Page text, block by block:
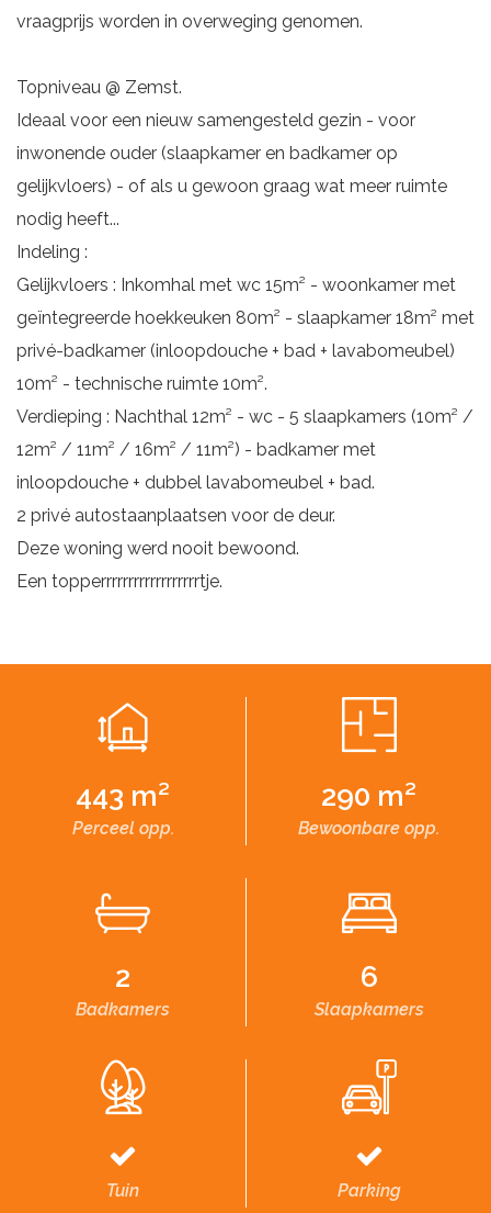
vraagprijs worden in overweging genomen.
Topniveau @ Zemst.
Ideaal voor een nieuw samengesteld gezin - voor
inwonende ouder (slaapkamer en badkamer op
gelijkvloers) - of als u gewoon graag wat meer ruimte
nodig heeft...
Indeling :
Gelijkvloers : Inkomhal met wc 15m² - woonkamer met
geïntegreerde hoekkeuken 80m² - slaapkamer 18m² met
privé-badkamer (inloopdouche + bad + lavabomeubel)
10m² - technische ruimte 10m².
Verdieping : Nachthal 12m² - wc - 5 slaapkamers (10m² /
12m² / 11m² / 16m² / 11m²) - badkamer met
inloopdouche + dubbel lavabomeubel + bad.
2 privé autostaanplaatsen voor de deur.
Deze woning werd nooit bewoond.
Een topperrrrrrrrrrrrrrrrrrtje.
443 m²
Perceel opp.
290 m²
Bewoonbare opp.
2
Badkamers
6
Slaapkamers
Tuin Parking